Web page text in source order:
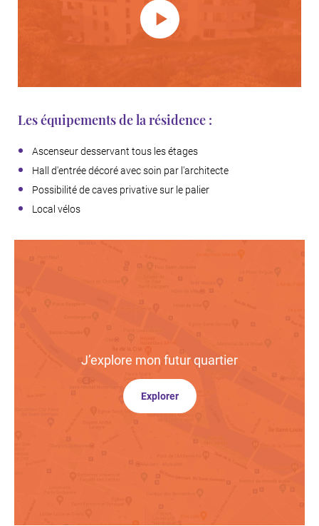
Les équipements de la résidence :
Ascenseur desservant tous les étages
Hall d'entrée décoré avec soin par l'architecte
Possibilité de caves privative sur le palier
Local vélos
J’explore mon futur quartier
Explorer